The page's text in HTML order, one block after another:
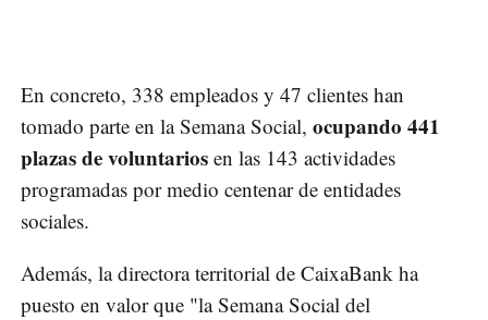
En concreto, 338 empleados y 47 clientes han
tomado parte en la Semana Social, ocupando 441
plazas de voluntarios en las 143 actividades
programadas por medio centenar de entidades
sociales.
Además, la directora territorial de CaixaBank ha
puesto en valor que "la Semana Social del